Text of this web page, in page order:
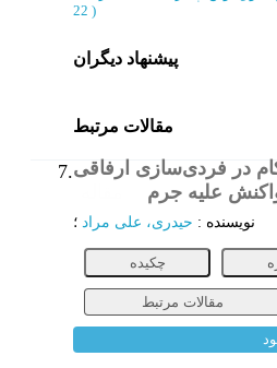
)
پیشنهاد دیگران
مقالات مرتبط
7.در فردی‌سازی ارفاقی
علیه جرم
نویسنده : حیدری، علی مراد ؛
چکیده
مقالات مرتبط